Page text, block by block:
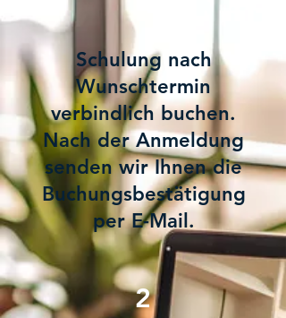
Schulung nach
Wunschtermin
verbindlich buchen.
Nach der Anmeldung
senden wir Ihnen die
Buchungsbestätigung
per E-Mail.
2